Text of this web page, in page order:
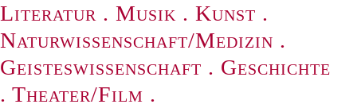
Literatur . Musik . Kunst .
Naturwissenschaft/Medizin .
Geisteswissenschaft . Geschichte
. Theater/Film .